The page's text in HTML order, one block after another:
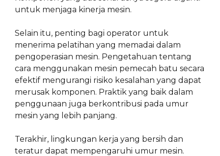
untuk menjaga kinerja mesin.
Selain itu, penting bagi operator untuk
menerima pelatihan yang memadai dalam
pengoperasian mesin. Pengetahuan tentang
cara menggunakan mesin pemecah batu secara
efektif mengurangi risiko kesalahan yang dapat
merusak komponen. Praktik yang baik dalam
penggunaan juga berkontribusi pada umur
mesin yang lebih panjang.
Terakhir, lingkungan kerja yang bersih dan
teratur dapat mempengaruhi umur mesin.